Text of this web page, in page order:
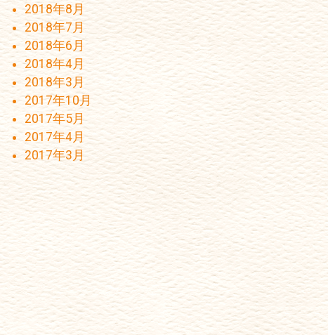
2018年8月
2018年7月
2018年6月
2018年4月
2018年3月
2017年10月
2017年5月
2017年4月
2017年3月